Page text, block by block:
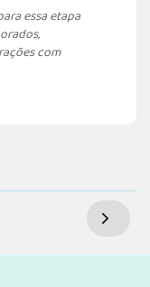
essa etapa
com